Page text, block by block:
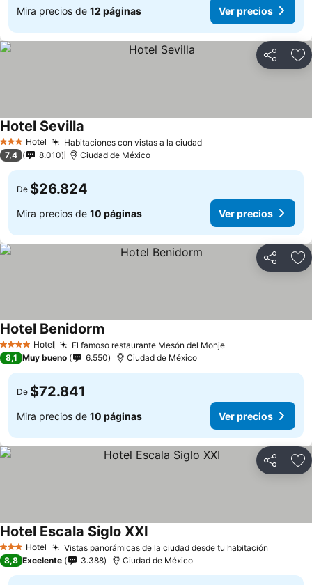
Mira precios de 12 páginas Ver precios
Compartir
3 Estrellas
Hotel Habitaciones con vistas a la ciudad
Hotel Sevilla
7,4 8.010 Ciudad de México
De $26.824
Mira precios de 10 páginas Ver precios
Compartir
4 EstrellasHotel El famoso restaurante Mesón del Monje
Hotel Benidorm
8,1 Muy bueno 6.550 Ciudad de México
De $72.841
Mira precios de 10 páginas Ver precios
Compartir
3 Estrellas
Hotel Vistas panorámicas de la ciudad desde tu habitación
Hotel Escala Siglo XXI
8,8 Excelente 3.388 Ciudad de México